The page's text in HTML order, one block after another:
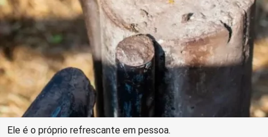
Ele é o próprio refrescante em pessoa.